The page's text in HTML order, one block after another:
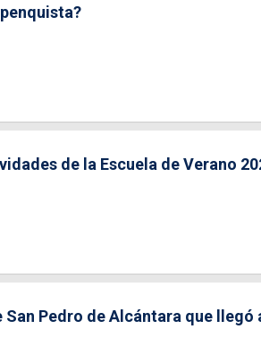
de la Escuela de Verano
Pedro de Alcántara que llegó